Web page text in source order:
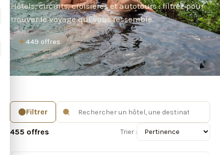
Hôtels, circuits, croisières et autotours : filtrez pour
trouver le voyage qui vous ressemble.
449 offres
Filtrer
455 offres Trier :